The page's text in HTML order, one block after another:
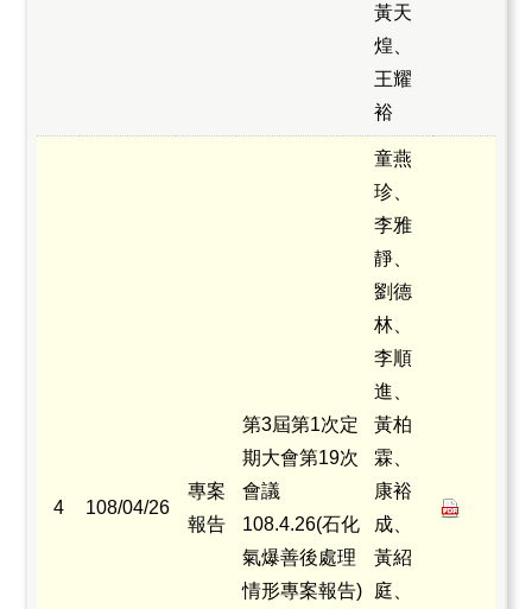
黃天
煌、
王耀
裕
4 108/04/26
專案
報告
第3屆第1次定
期大會第19次
會議
108.4.26(石化
氣爆善後處理
情形專案報告)
童燕
珍、
李雅
靜、
劉德
林、
李順
進、
黃柏
霖、
康裕
成、
黃紹
庭、